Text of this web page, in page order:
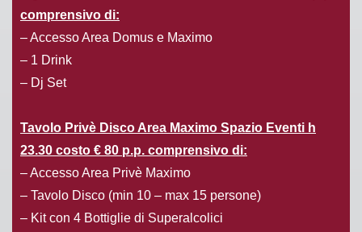
comprensivo di:
– Accesso Area Domus e Maximo
– 1 Drink
– Dj Set
Tavolo Privè Disco Area Maximo Spazio Eventi h
23.30 costo € 80 p.p. comprensivo di:
– Accesso Area Privè Maximo
– Tavolo Disco (min 10 – max 15 persone)
– Kit con 4 Bottiglie di Superalcolici